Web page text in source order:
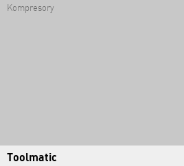
Kompresory
Toolmatic